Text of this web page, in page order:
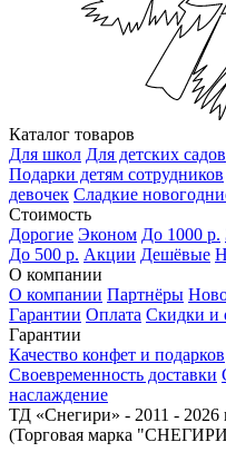
Каталог товаров
Для школ Для детских садов
Подарки детям сотрудников
девочек Сладкие
Стоимость
Дорогие Эконом До 1000 р.
До 500 р. Акции Дешёвые
О компании
О компании Партнёры
Гарантии Оплата Скидки и
Гарантии
Качество конфет и подарков
Своевременность доставки
наслаждение
ТД «Снегири» - 2011 - 2026
(Торговая марка